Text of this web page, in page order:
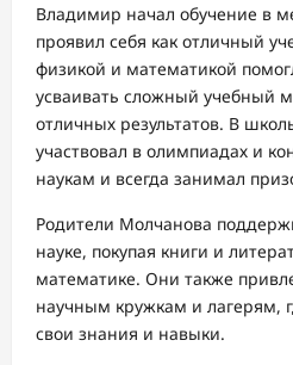
Владимир начал обучение в
проявил себя как отличный
физикой и математикой
усваивать сложный учебный
отличных результатов. В
участвовал в олимпиадах и
наукам и всегда занимал
Родители Молчанова
науке, покупая книги и
математике. Они также
научным кружкам и лагерям,
свои знания и навыки.